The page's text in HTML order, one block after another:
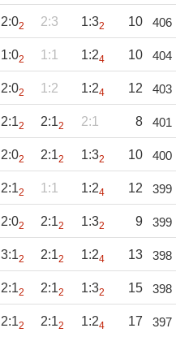
2:02 2:3 1:32 10 406
1:02 1:1 1:24 10 404
2:02 1:2 1:24 12 403
2:12 2:12 2:1 8 401
2:02 2:12 1:32 10 400
2:12 1:1 1:24 12 399
2:02 2:12 1:32 9 399
3:12 2:12 1:24 13 398
2:12 2:12 1:32 15 398
2:12 2:12 1:24 17 397